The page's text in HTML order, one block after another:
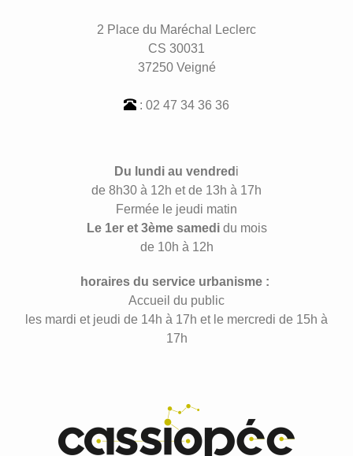
2 Place du Maréchal Leclerc
CS 30031
37250 Veigné
: 02 47 34 36 36
Du lundi au vendred i
de 8h30 à 12h et de 13h à 17h
Fermée le jeudi matin
Le 1er et 3ème samedidu mois
de 10h à 12h
horaires du service urbanisme :
Accueil du public
les mardi et jeudi de 14h à 17h et le mercredi de 15h à
17h